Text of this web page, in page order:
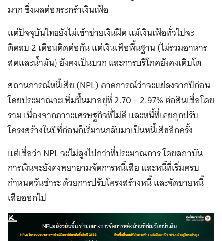
มาก ซึ่งผลต่อตระกร้าเงินเฟ้อ
แต่ปัจจุบันไทยยังไม่เข้าข่ายเงินฝืด แม้เงินเฟ้อทั่วไปจะ
ติดลบ 2 เดือนติดต่อกัน แต่เงินเฟ้อพื้นฐาน (ไม่รวมอาหาร
สดและน้ำมัน) ยังคงเป็นบวก และการบริโภคยังคงเติบโต
สถานการณ์หนี้เสีย (NPL) คาดการณ์ว่าจะแย่ลงจากปีก่อน
โดยประมาณจะเพิ่มขึ้นมาอยู่ที่ 2.70 – 2.97% ต่อสินเชื่อโดย
รวม เนื่องจากภาวะเศรษฐกิจที่ไม่ดี และหนี้ที่เคยถูกปรับ
โครงสร้างในปีที่ก่อนก็เริ่มวนกลับมาเป็นหนี้เสียอีกครั้ง
แต่เชื่อว่า NPL จะไม่สูงไปกว่าที่ประมาณการ โดยสถาบัน
การเงินจะยังคงพยายามจัดการหนี้เสีย และหนี้ที่เริ่มครบ
กำหนดวันชำระ ด้วยการปรับโครงสร้างหนี้ และจัดขายหนี้
เสียออกไป